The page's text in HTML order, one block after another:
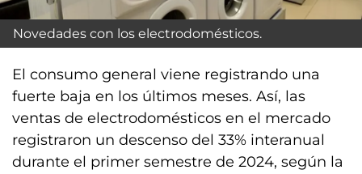
Novedades con los electrodomésticos.
El consumo general viene registrando una
fuerte baja en los últimos meses. Así, las
ventas de electrodomésticos en el mercado
registraron un descenso del 33% interanual
durante el primer semestre de 2024, según la